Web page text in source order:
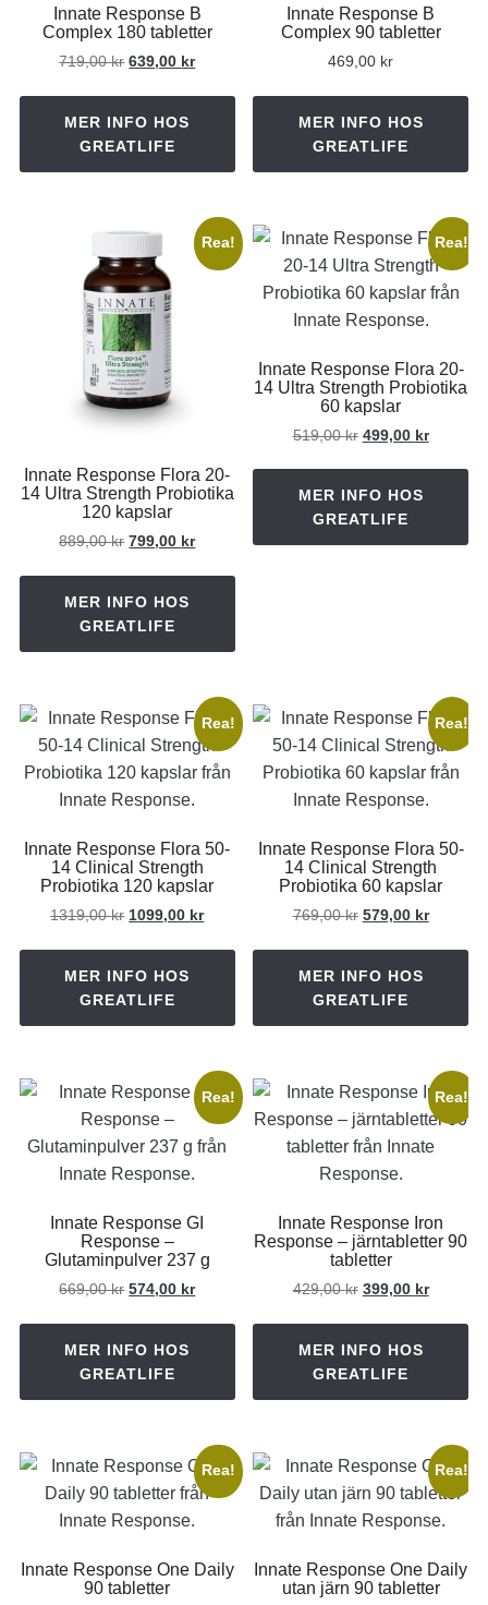
Innate Response B
Complex 180 tabletter
719,00kr Det
var:
719,00 kr.
639,00 krDet
MER INFO HOS
GREATLIFE
Innate Response B
Complex 90 tabletter
469,00 kr
MER INFO HOS
GREATLIFE
Rea!
Innate Response Flora 20-
14 Ultra Strength Probiotika
120 kapslar
889,00kr Det
var:
889,00 kr.
799,00 krDet
MER INFO HOS
GREATLIFE
Rea!
Innate Response Flora 20-
14 Ultra Strength Probiotika
60 kapslar
519,00kr Det
var:
519,00 kr.
499,00 krDet
MER INFO HOS
GREATLIFE
Rea!
Innate Response Flora 50-
14 Clinical Strength
Probiotika 120 kapslar
1319,00kr Det
var:
1319,00 kr.
1099,00 krDet
MER INFO HOS
GREATLIFE
Rea!
Innate Response Flora 50-
14 Clinical Strength
Probiotika 60 kapslar
769,00kr Det
var:
769,00 kr.
579,00 krDet
MER INFO HOS
GREATLIFE
Rea!
Innate Response GI
Response –
Glutaminpulver 237 g
669,00kr Det
var:
669,00 kr.
574,00 krDet
MER INFO HOS
GREATLIFE
Rea!
Innate Response Iron
Response – järntabletter 90
tabletter
429,00kr Det
var:
429,00 kr.
399,00 krDet
MER INFO HOS
GREATLIFE
Rea!
Innate Response One Daily
90 tabletter
Rea!
Innate Response One Daily
utan järn 90 tabletter